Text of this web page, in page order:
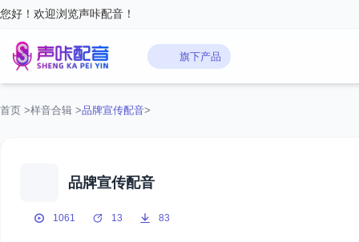
您好！欢迎浏览声咔配音！
旗下产品
首页 >样音合辑 >品牌宣传配音>
品牌宣传配音
1061 13 83